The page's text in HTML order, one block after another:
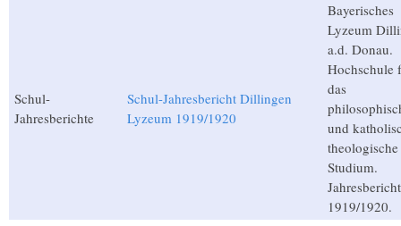
Schul-
Jahresberichte
Schul-Jahresbericht Dillingen
Lyzeum 1919/1920
Bayerisches
Lyzeum
a.d. Donau.
Hochschule
das
und
theologische
Studium.
Jahresbericht
1919/1920.